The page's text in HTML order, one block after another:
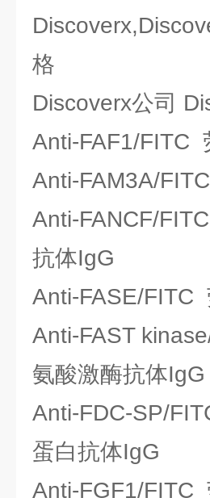
格
Discoverx公司
Anti-FAF1/FITC
Anti-FAM3A/
Anti-FANCF/
抗体IgG
Anti-FASE/FITC
Anti-FAST
氨酸激酶抗体IgG
Anti-FDC-SP/
蛋白抗体IgG
Anti-FGF1/FITC